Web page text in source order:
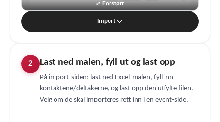
Import
2 Last ned malen, fyll ut og last opp
På import-siden: last ned Excel-malen, fyll inn
kontaktene/deltakerne, og last opp den utfylte filen.
Velg om de skal importeres rett inn i en event-side.